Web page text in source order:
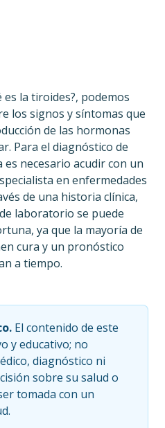
la tiroides?, podemos
los signos y síntomas que
de las hormonas
Para el diagnóstico de
necesario acudir con un
en enfermedades
de una historia clínica,
laboratorio se puede
ya que la mayoría de
cura y un pronóstico
a tiempo.
El contenido de este
y educativo; no
diagnóstico ni
sobre su salud o
tomada con un